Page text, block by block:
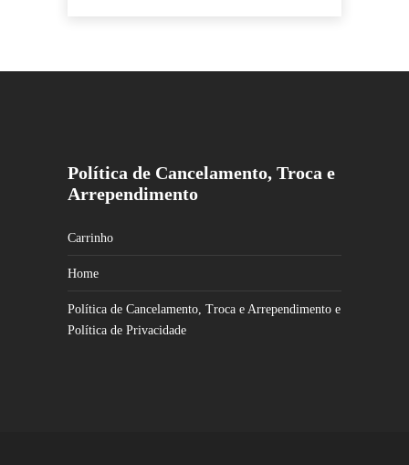
Política de Cancelamento, Troca e
Arrependimento
Carrinho
Home
Política de Cancelamento, Troca e Arrependimento e
Política de Privacidade